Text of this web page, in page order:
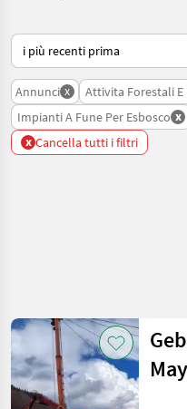
Ecco come viene ordinato su
Annunci x Attivita Forestali E
Impianti A Fune Per Esbosco x
x Cancella tutti i filtri
ricerca
Categoria 4 Paese